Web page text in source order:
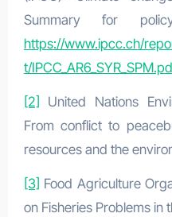
Summary for
https://www.ipcc.ch/
t/
[2]
United Nations
From conflict to
resources and the
[3] Food Agriculture
on Fisheries Problems in